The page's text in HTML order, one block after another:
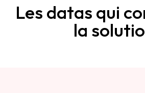
Les datas qui
la